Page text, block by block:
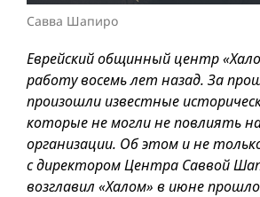
Савва Шапиро
Еврейский общинный центр
работу восемь лет назад. За
произошли известные
которые не могли не повлиять
организации. Об этом и не
с директором Центра Саввой
возглавил «Халом» в июне